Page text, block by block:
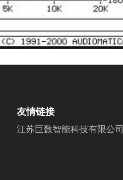
友情链接
江苏巨数智能科技有限公司